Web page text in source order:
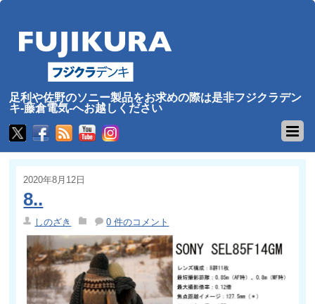
足利や佐野のソニー製品をお求めの際は是非フジクラデン
キ-藤倉電気-へお越しください
2020年8月12日
8..
しのざき 0 件のコメント